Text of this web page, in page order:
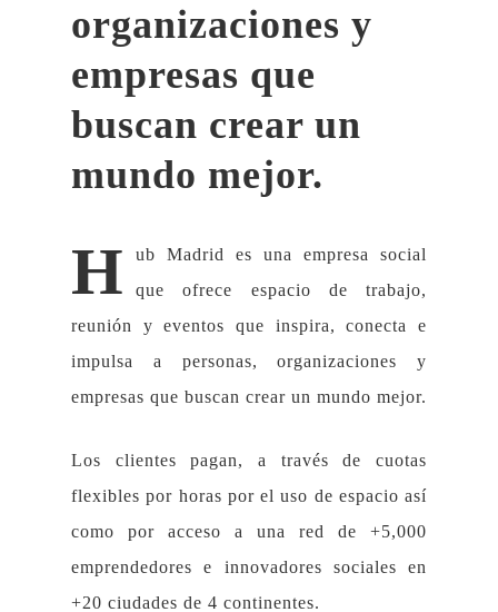
organizaciones y
empresas que
buscan crear un
mundo mejor.
H
ub Madrid es una empresa social
que ofrece espacio de trabajo,
reunión y eventos que inspira, conecta e
impulsa a personas, organizaciones y
empresas que buscan crear un mundo mejor.
Los clientes pagan, a través de cuotas
flexibles por horas por el uso de espacio así
como por acceso a una red de +5,000
emprendedores e innovadores sociales en
+20 ciudades de 4 continentes.